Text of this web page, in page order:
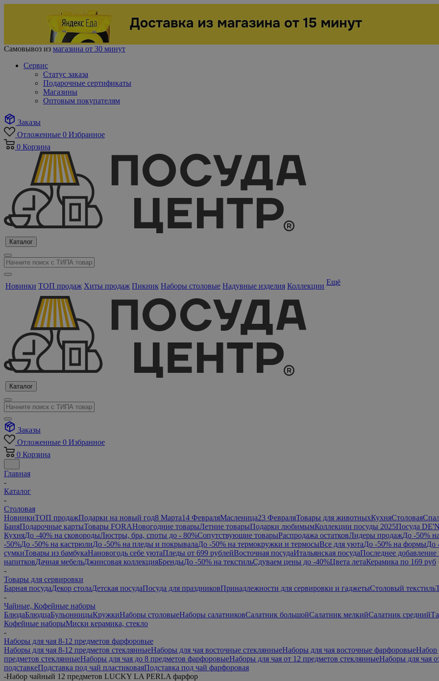
Самовывоз из магазина от 30 минут
Сервис
Статус заказа
Подарочные сертификаты
Магазины
Оптовым покупателям
Заказы
Отложенные 0 Избранное
0 Корзина
Каталог
Новинки ТОП продаж Хиты продаж Пикник Наборы столовые Надувные изделия Коллекции Ещё
Каталог
Заказы
Отложенные 0 Избранное
0 Корзина
Главная
-
Каталог
-
Столовая
НовинкиТОП продажПодарки на новый год8 Марта14 ФевраляМасленица23 ФевраляТовары для животныхКухняСтоловая
БаняПодарочные картыТовары FORAНовогодние товарыЛетние товарыПодарки любимымКоллекции посуды 2025Посуда
КухняДо -40% на сковородыЛюстры, бра, споты до - 80%Сопутствующие товарыРаспродажа остатковЛидеры продажДо -50%
-50%До -50% на кастрюлиДо -50% на пледы и покрывалаДо -50% на термокружки и термосыВсе для уютаДо -50% на формыДо
сумкиТовары из бамбукаНановогодь себе уютаПледы от 699 рублейВосточная посудаИтальянская посудаПоследнее добавление
напитковДачная мебельДжинсовая коллекцияБрендыДо -50% на текстильСдуваем цены до -40%Цвета летаКерамика по 169 руб
-
Товары для сервировки
Барная посудаДекор столаДетская посудаПосуда для праздниковПринадлежности для сервировки и гаджетыСтоловый текстиль
-
Чайные, Кофейные наборы
БлюдаБлюдцаБульонницыКружкиНаборы столовыеНаборы салатниковСалатник большойСалатник мелкийСалатник средний
Кофейные наборыМиски керамика, стекло
-
Наборы для чая 8-12 предметов фарфоровые
Наборы для чая 8-12 предметов стеклянныеНаборы для чая восточные стеклянныеНаборы для чая восточные фарфоровыеНабор
предметов стеклянныеНаборы для чая до 8 предметов фарфоровыеНаборы для чая от 12 предметов стеклянныеНаборы для чая
подставкеПодставка под чай пластиковаяПодставка под чай фарфоровая
-Набор чайный 12 предметов LUCKY LA PERLA фарфор